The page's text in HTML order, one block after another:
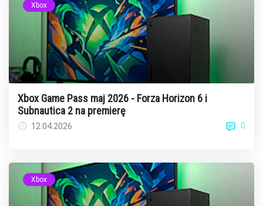
Xbox
Xbox Game Pass maj 2026 - Forza Horizon 6 i
Subnautica 2 na premierę
12.04.2026 0
Xbox